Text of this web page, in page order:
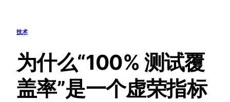
技术
为什么“100% 测试覆
盖率”是一个虚荣指标